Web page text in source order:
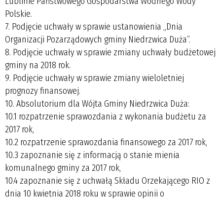
Polskie.
7. Podjęcie uchwały w sprawie ustanowienia „Dnia
Organizacji Pozarządowych gminy Niedrzwica Duża”.
8. Podjęcie uchwały w sprawie zmiany uchwały budżetowej
gminy na 2018 rok.
9. Podjęcie uchwały w sprawie zmiany wieloletniej
prognozy finansowej.
10. Absolutorium dla Wójta Gminy Niedrzwica Duża:
10.1 rozpatrzenie sprawozdania z wykonania budżetu za
2017 rok,
10.2 rozpatrzenie sprawozdania finansowego za 2017 rok,
10.3 zapoznanie się z informacją o stanie mienia
komunalnego gminy za 2017 rok,
10.4 zapoznanie się z uchwałą Składu Orzekającego RIO z
dnia 10 kwietnia 2018 roku w sprawie opinii o